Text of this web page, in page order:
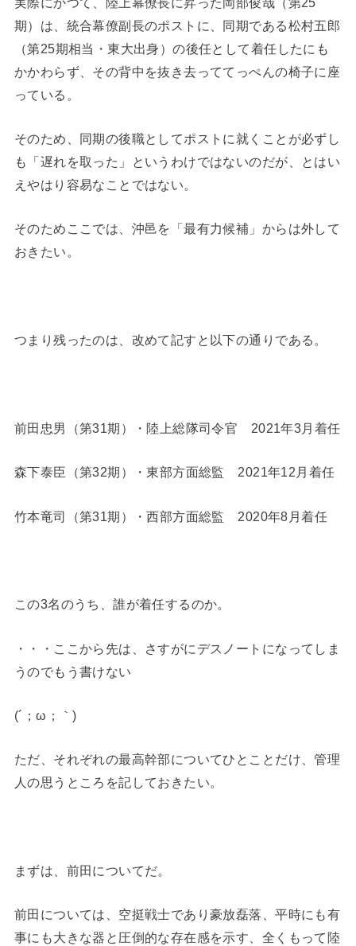
期）は、統合幕僚副長のポストに、同期である松村五郎
（第25期相当・東大出身）の後任として着任したにも
かかわらず、その背中を抜き去っててっぺんの椅子に座
っている。
そのため、同期の後職としてポストに就くことが必ずし
も「遅れを取った」というわけではないのだが、とはい
えやはり容易なことではない。
そのためここでは、沖邑を「最有力候補」からは外して
おきたい。
つまり残ったのは、改めて記すと以下の通りである。
前田忠男（第31期）・陸上総隊司令官 2021年3月着任
森下泰臣（第32期）・東部方面総監 2021年12月着任
竹本竜司（第31期）・西部方面総監 2020年8月着任
この3名のうち、誰が着任するのか。
・・・ここから先は、さすがにデスノートになってしま
うのでもう書けない
(´；ω；｀)
ただ、それぞれの最高幹部についてひとことだけ、管理
人の思うところを記しておきたい。
まずは、前田についてだ。
前田については、空挺戦士であり豪放磊落、平時にも有
事にも大きな器と圧倒的な存在感を示す、全くもって陸